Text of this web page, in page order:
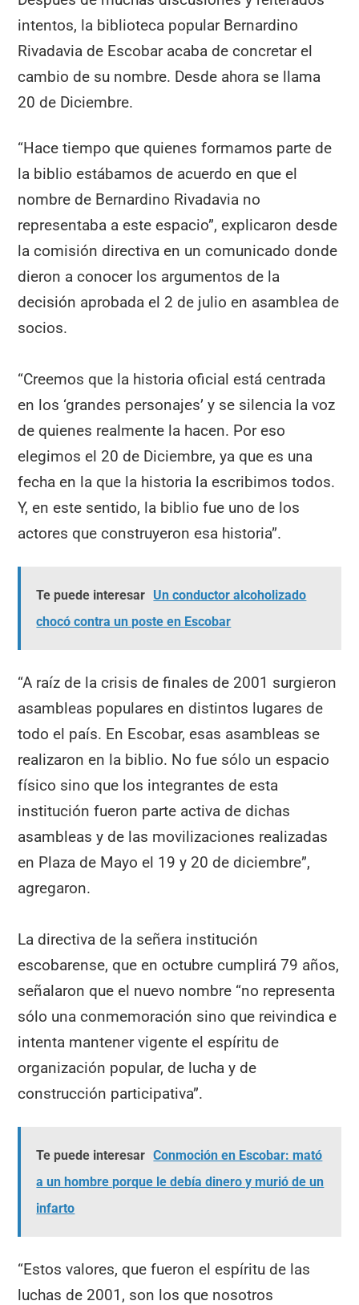
intentos, la biblioteca popular Bernardino
Rivadavia de Escobar acaba de concretar el
cambio de su nombre. Desde ahora se llama
20 de Diciembre.
“Hace tiempo que quienes formamos parte de
la biblio estábamos de acuerdo en que el
nombre de Bernardino Rivadavia no
representaba a este espacio”, explicaron desde
la comisión directiva en un comunicado donde
dieron a conocer los argumentos de la
decisión aprobada el 2 de julio en asamblea de
socios.
“Creemos que la historia oficial está centrada
en los ‘grandes personajes’ y se silencia la voz
de quienes realmente la hacen. Por eso
elegimos el 20 de Diciembre, ya que es una
fecha en la que la historia la escribimos todos.
Y, en este sentido, la biblio fue uno de los
actores que construyeron esa historia”.
Te puede interesar Un conductor alcoholizado
chocó contra un poste en Escobar
“A raíz de la crisis de finales de 2001 surgieron
asambleas populares en distintos lugares de
todo el país. En Escobar, esas asambleas se
realizaron en la biblio. No fue sólo un espacio
físico sino que los integrantes de esta
institución fueron parte activa de dichas
asambleas y de las movilizaciones realizadas
en Plaza de Mayo el 19 y 20 de diciembre”,
agregaron.
La directiva de la señera institución
escobarense, que en octubre cumplirá 79 años,
señalaron que el nuevo nombre “no representa
sólo una conmemoración sino que reivindica e
intenta mantener vigente el espíritu de
organización popular, de lucha y de
construcción participativa”.
Te puede interesar Conmoción en Escobar: mató
a un hombre porque le debía dinero y murió de un
infarto
“Estos valores, que fueron el espíritu de las
luchas de 2001, son los que nosotros